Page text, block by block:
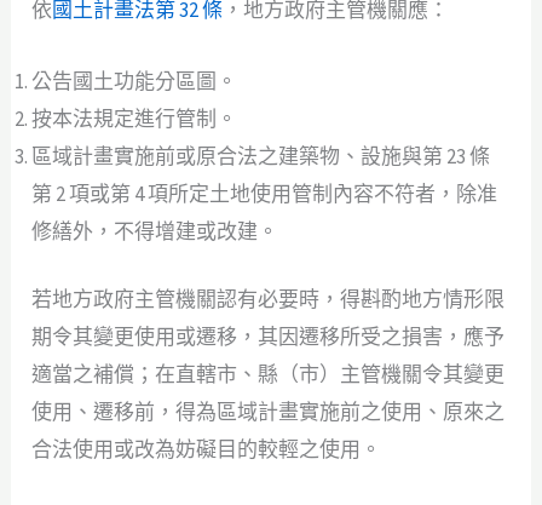
依國土計畫法第 32 條 ，地方政府主管機關應：
公告國土功能分區圖。
按本法規定進行管制。
區域計畫實施前或原合法之建築物、設施與第 23 條
第 2 項或第 4 項所定土地使用管制內容不符者，除准
修繕外，不得增建或改建。
若地方政府主管機關認有必要時，得斟酌地方情形限
期令其變更使用或遷移，其因遷移所受之損害，應予
適當之補償；在直轄市、縣（市）主管機關令其變更
使用、遷移前，得為區域計畫實施前之使用、原來之
合法使用或改為妨礙目的較輕之使用。